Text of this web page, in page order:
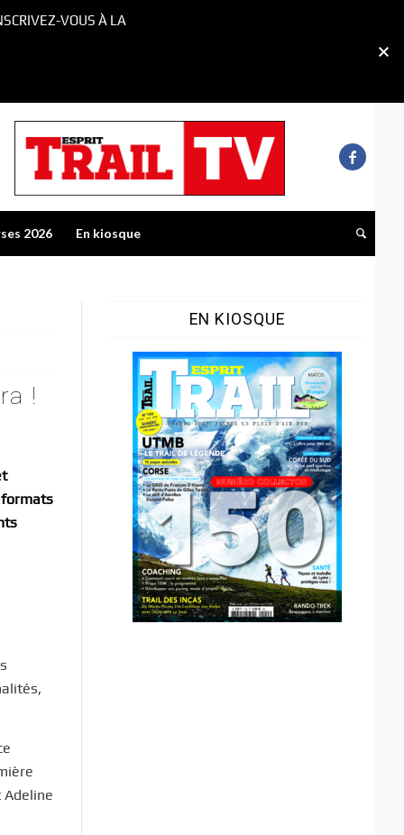
2026 En kiosque
!
formats
Adeline
EN KIOSQUE
VOUS À LA